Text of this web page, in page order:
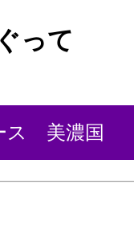
って
美濃国